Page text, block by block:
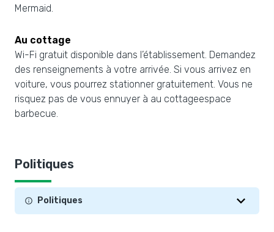
Mermaid.
Au cottage
Wi-Fi gratuit disponible dans l’établissement. Demandez
des renseignements à votre arrivée. Si vous arrivez en
voiture, vous pourrez stationner gratuitement. Vous ne
risquez pas de vous ennuyer à au cottageespace
barbecue.
Politiques
Politiques